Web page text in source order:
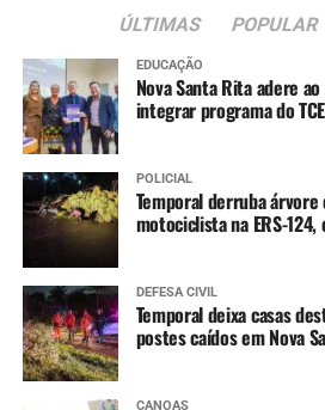
bastante a
trânsito”, conta.
A dona de casa Sônia Gomes
participou do evento.
“Adorei a
Cheguei cedo no
fiz aula de
uma muda de
vou plantar junto
ÚLTIMAS POPULAR
EDUCAÇÃO
Nova Santa Rita adere
integrar programa do
POLICIAL
Temporal derruba
motociclista na ERS-
DEFESA CIVIL
Temporal deixa casas
postes caídos em Nova
CANOAS